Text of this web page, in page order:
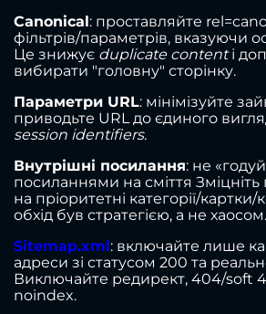
Canonical: проставляйте
фільтрів/параметрів, вказуючи
Це знижує duplicate contentі
вибирати "головну" сторінку.
Параметри URL: мінімізуйте
приводьте URL до єдиного
session identifiers.
Внутрішні посилання: не
посиланнями на сміття Зміцніть
на пріоритетні категорії/
обхід був стратегією, а не хаосом.
Sitemap.xml: включайте лише
адреси зі статусом 200 та
Виключайте редирект, 404/soft
noindex.